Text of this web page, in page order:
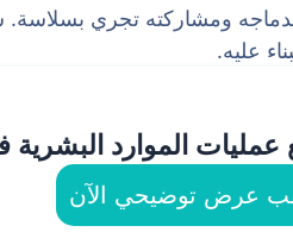
ومشاركته تجري
عليه.
عمليات الموارد
عرض توضيحي الآن